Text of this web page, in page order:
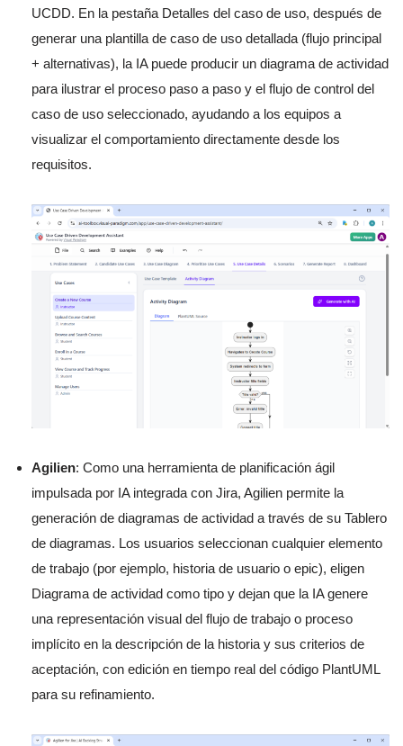
UCDD. En la pestaña Detalles del caso de uso, después de
generar una plantilla de caso de uso detallada (flujo principal
+ alternativas), la IA puede producir un diagrama de actividad
para ilustrar el proceso paso a paso y el flujo de control del
caso de uso seleccionado, ayudando a los equipos a
visualizar el comportamiento directamente desde los
requisitos.
Agilien: Como una herramienta de planificación ágil
impulsada por IA integrada con Jira, Agilien permite la
generación de diagramas de actividad a través de su Tablero
de diagramas. Los usuarios seleccionan cualquier elemento
de trabajo (por ejemplo, historia de usuario o epic), eligen
Diagrama de actividad como tipo y dejan que la IA genere
una representación visual del flujo de trabajo o proceso
implícito en la descripción de la historia y sus criterios de
aceptación, con edición en tiempo real del código PlantUML
para su refinamiento.